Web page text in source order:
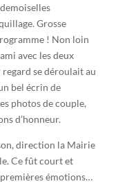
Grosse
! Non loin
avec les deux
se déroulait au
bel écrin de
photos de couple,
d’honneur.
direction la Mairie
Ce fût court et
émotions…